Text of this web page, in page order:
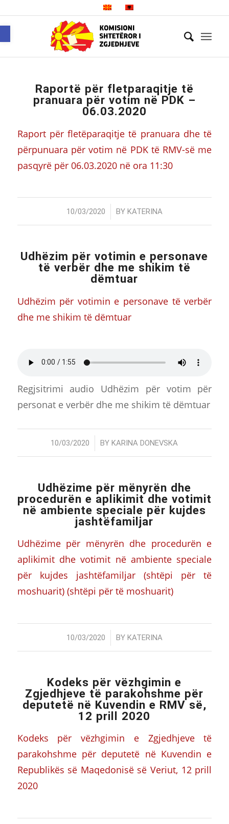
Raportë për fletparaqitje të
pranuara për votim në PDK –
06.03.2020
Raport për fletëparaqitje të pranuara dhe të
përpunuara për votim në PDK të RMV-së me
pasqyrë për 06.03.2020 në ora 11:30
10/03/2020
/ BY KATERINA
Udhëzim për votimin e personave
të verbër dhe me shikim të
dëmtuar
Udhëzim për votimin e personave të verbër
dhe me shikim të dëmtuar
Regjsitrimi audio Udhëzim për votim për
personat e verbër dhe me shikim të dëmtuar
10/03/2020
/ BYKARINA DONEVSKA
Udhëzime për mënyrën dhe
procedurën e aplikimit dhe votimit
në ambiente speciale për kujdes
jashtëfamiljar
Udhëzime për mënyrën dhe procedurën e
aplikimit dhe votimit në ambiente speciale
për kujdes jashtëfamiljar (shtëpi për të
moshuarit) (shtëpi për të moshuarit)
10/03/2020
/ BY KATERINA
Kodeks për vëzhgimin e
Zgjedhjeve të parakohshme për
deputetë në Kuvendin e RMV së,
12 prill 2020
Kodeks për vëzhgimin e Zgjedhjeve të
parakohshme për deputetë në Kuvendin e
Republikës së Maqedonisë së Veriut, 12 prill
2020
Open toolbar